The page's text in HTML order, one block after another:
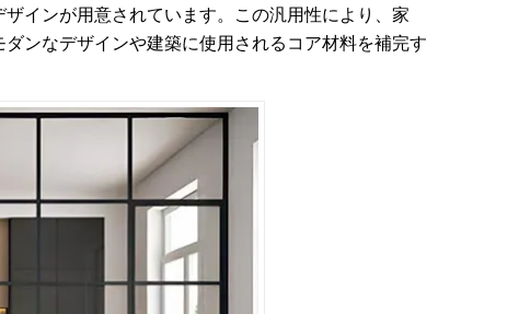
インが用意されています。この汎用性により、家
ンなデザインや建築に使用されるコア材料を補完す